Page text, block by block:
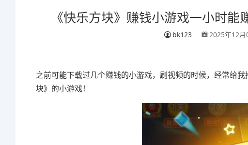
《快乐方块》赚钱小游戏一小时
bk123 2025年12
之前可能下载过几个赚钱的小游戏，刷视频的时候，经常给
块》的小游戏！